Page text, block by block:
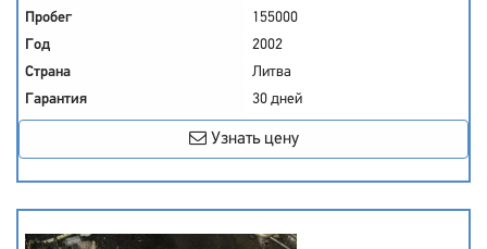
Пробег
155000
Год
2002
Страна
Литва
Гарантия
30 дней
Узнать цену